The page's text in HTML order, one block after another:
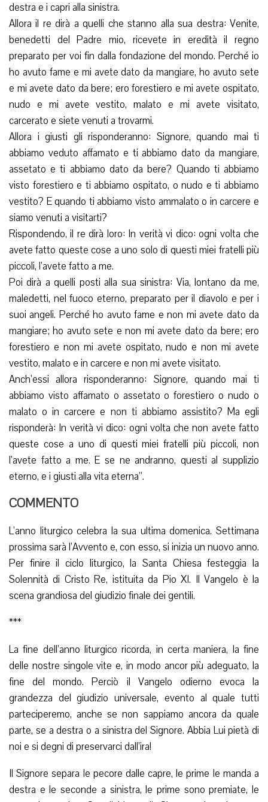
destra e i capri alla sinistra.
Allora il re dirà a quelli che stanno alla sua destra: Venite,
benedetti del Padre mio, ricevete in eredità il regno
preparato per voi fin dalla fondazione del mondo. Perché io
ho avuto fame e mi avete dato da mangiare, ho avuto sete
e mi avete dato da bere; ero forestiero e mi avete ospitato,
nudo e mi avete vestito, malato e mi avete visitato,
carcerato e siete venuti a trovarmi.
Allora i giusti gli risponderanno: Signore, quando mai ti
abbiamo veduto affamato e ti abbiamo dato da mangiare,
assetato e ti abbiamo dato da bere? Quando ti abbiamo
visto forestiero e ti abbiamo ospitato, o nudo e ti abbiamo
vestito? E quando ti abbiamo visto ammalato o in carcere e
siamo venuti a visitarti?
Rispondendo, il re dirà loro: In verità vi dico: ogni volta che
avete fatto queste cose a uno solo di questi miei fratelli più
piccoli, l’avete fatto a me.
Poi dirà a quelli posti alla sua sinistra: Via, lontano da me,
maledetti, nel fuoco eterno, preparato per il diavolo e per i
suoi angeli. Perché ho avuto fame e non mi avete dato da
mangiare; ho avuto sete e non mi avete dato da bere; ero
forestiero e non mi avete ospitato, nudo e non mi avete
vestito, malato e in carcere e non mi avete visitato.
Anch’essi allora risponderanno: Signore, quando mai ti
abbiamo visto affamato o assetato o forestiero o nudo o
malato o in carcere e non ti abbiamo assistito? Ma egli
risponderà: In verità vi dico: ogni volta che non avete fatto
queste cose a uno di questi miei fratelli più piccoli, non
l’avete fatto a me. E se ne andranno, questi al supplizio
eterno, e i giusti alla vita eterna”.
COMMENTO
L’anno liturgico celebra la sua ultima domenica. Settimana
prossima sarà l’Avvento e, con esso, si inizia un nuovo anno.
Per finire il ciclo liturgico, la Santa Chiesa festeggia la
Solennità di Cristo Re, istituita da Pio XI. Il Vangelo è la
scena grandiosa del giudizio finale dei gentili.
***
La fine dell’anno liturgico ricorda, in certa maniera, la fine
delle nostre singole vite e, in modo ancor più adeguato, la
fine del mondo. Perciò il Vangelo odierno evoca la
grandezza del giudizio universale, evento al quale tutti
parteciperemo, anche se non sappiamo ancora da quale
parte, se a destra o a sinistra del Signore. Abbia Lui pietà di
noi e si degni di preservarci dall’ira!
Il Signore separa le pecore dalle capre, le prime le manda a
destra e le seconde a sinistra, le prime sono premiate, le